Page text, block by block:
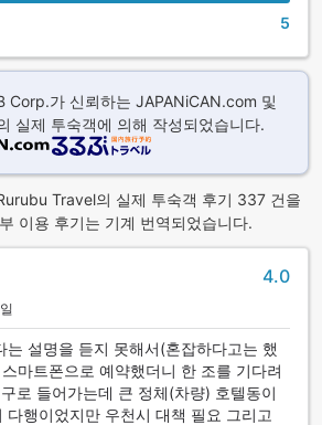
5
Corp.가 신뢰하는 JAPANiCAN.com 및
실제 투숙객에 의해 작성되었습니다.
Travel의 실제 투숙객 후기 337 건을
이용 후기는 기계 번역되었습니다.
4.0
는 설명을 듣지 못해서(혼잡하다고는 했
마트폰으로 예약했더니 한 조를 기다려
로 들어가는데 큰 정체(차량) 호텔동이
다행이었지만 우천시 대책 필요 그리고